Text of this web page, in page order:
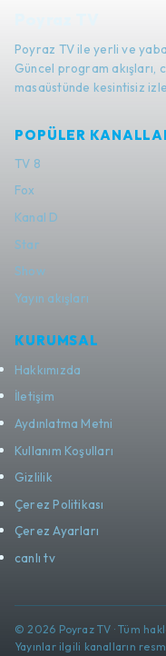
Poyraz TV ile yerli ve
Güncel program akışları,
masaüstünde kesintisiz
POPÜLER
TV 8
Fox
Kanal D
Star
Show
Yayın akışları
KURUMSAL
Hakkımızda
İletişim
Aydınlatma Metni
Kullanım Koşulları
Gizlilik
Çerez Politikası
Çerez Ayarları
canlı tv
© 2026 Poyraz TV · Tüm
Yayınlar ilgili kanalların